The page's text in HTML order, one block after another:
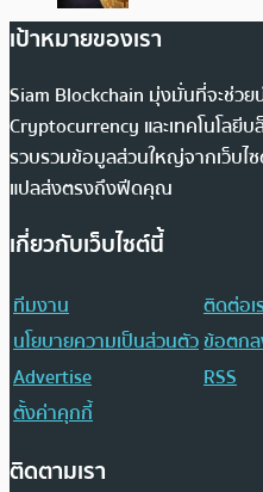
เป้าหมายของเรา
Siam Blockchain มุ่งมั่นที่จะช่วย
Cryptocurrency และเทคโนโลยี
รวบรวมข้อมูลส่วนใหญ่จากเว็บไซ
แปลส่งตรงถึงฟีดคุณ
เกี่ยวกับเว็บไซต์นี้
ทีมงาน
ติดต่อเ
นโยบายความเป็นส่วนตัวข้อตกล
Advertise
RSS
ตั้งค่าคุกกี้
ติดตามเรา